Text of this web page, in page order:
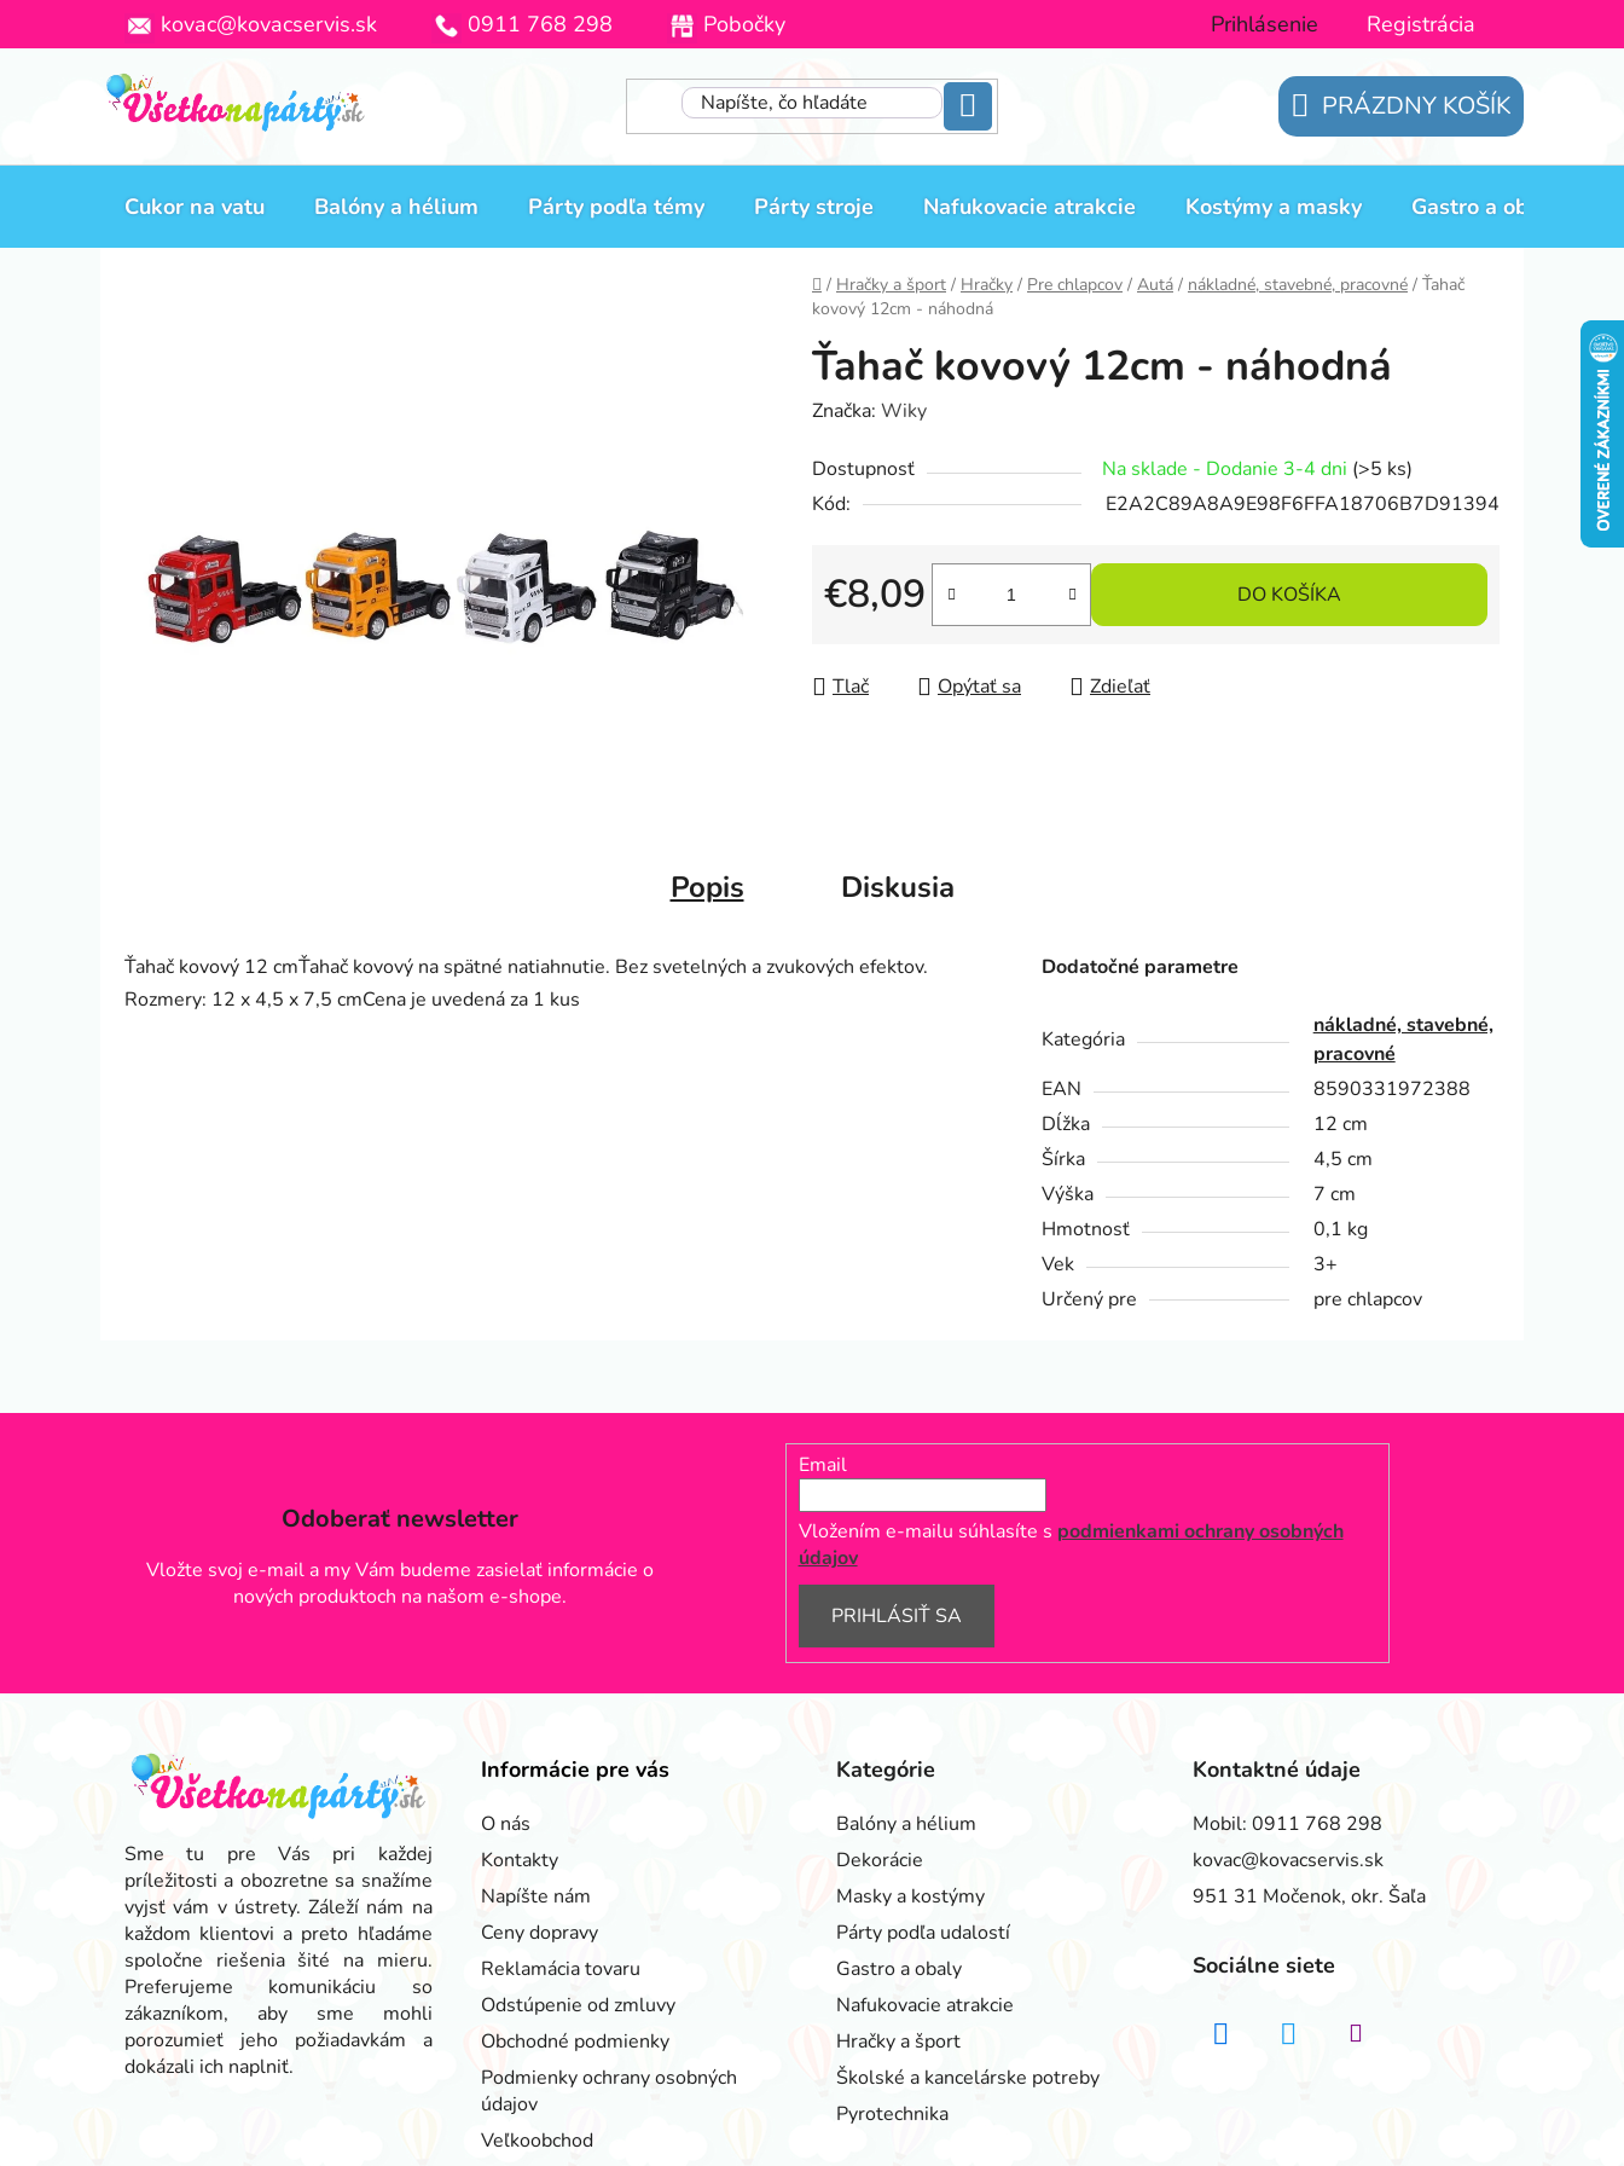
kovac@kovacservis.sk 0911 768 298 Pobočky Prihlásenie Registrácia
NÁKUPNÝ
KOŠÍK
PRÁZDNY KOŠÍK
Cukor na vatu Balóny a hélium Párty podľa témy Párty stroje Nafukovacie atrakcie Kostýmy a masky Gastro a obaly
Domov
/ Hračky a šport / Hračky / Pre chlapcov / Autá / nákladné, stavebné, pracovné / Ťahač
kovový 12cm - náhodná
Ťahač kovový 12cm - náhodná
Značka: Wiky
Dostupnosť Na sklade - Dodanie 3-4 dni (>5 ks)
Kód:
E2A2C89A8A9E98F6FFA18706B7D91394
€8,09
Jednotková cena:
DO KOŠÍKA
Tlač Opýtať sa Zdieľať
Popis Diskusia
Ťahač kovový 12 cmŤahač kovový na spätné natiahnutie. Bez svetelných a zvukových efektov.
Rozmery: 12 x 4,5 x 7,5 cmCena je uvedená za 1 kus
Dodatočné parametre
Kategória
nákladné, stavebné,
pracovné
EAN
8590331972388
Dĺžka
12 cm
Šírka
4,5 cm
Výška
7 cm
Hmotnosť
0,1 kg
Vek
3+
Určený pre
pre chlapcov
Odoberať newsletter
Vložte svoj e-mail a my Vám budeme zasielať informácie o
nových produktoch na našom e-shope.
Email
Vložením e-mailu súhlasíte s podmienkami ochrany osobných
údajov
PRIHLÁSIŤ SA
Sme tu pre Vás pri každej
príležitosti a obozretne sa snažíme
vyjsť vám v ústrety. Záleží nám na
každom klientovi a preto hľadáme
spoločne riešenia šité na mieru.
Preferujeme komunikáciu so
zákazníkom, aby sme mohli
porozumieť jeho požiadavkám a
dokázali ich naplniť.
Informácie pre vás
O nás
Kontakty
Napíšte nám
Ceny dopravy
Reklamácia tovaru
Odstúpenie od zmluvy
Obchodné podmienky
Podmienky ochrany osobných
údajov
Veľkoobchod
Kategórie
Balóny a hélium
Dekorácie
Masky a kostýmy
Párty podľa udalostí
Gastro a obaly
Nafukovacie atrakcie
Hračky a šport
Školské a kancelárske potreby
Pyrotechnika
Kontaktné údaje
Mobil: 0911 768 298
kovac@kovacservis.sk
951 31 Močenok, okr. Šaľa
Sociálne siete